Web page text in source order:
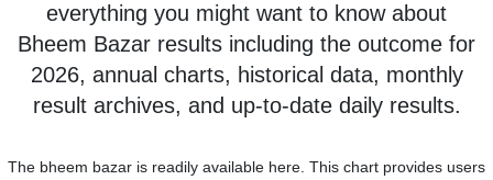
everything you might want to know about
Bheem Bazar results including the outcome for
2026, annual charts, historical data, monthly
result archives, and up-to-date daily results.
The bheem bazar is readily available here. This chart provides users